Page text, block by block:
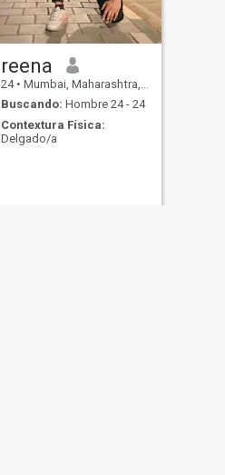
reena
24 • Mumbai, Maharashtra, India
Buscando: Hombre 24 - 24
Contextura Física:
Delgado/a